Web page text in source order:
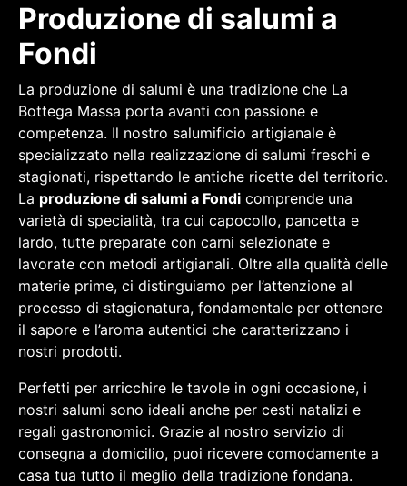
Produzione di salumi a
Fondi
La produzione di salumi è una tradizione che La
Bottega Massa porta avanti con passione e
competenza. Il nostro salumificio artigianale è
specializzato nella realizzazione di salumi freschi e
stagionati, rispettando le antiche ricette del territorio.
La produzione di salumi a Fondi comprende una
varietà di specialità, tra cui capocollo, pancetta e
lardo, tutte preparate con carni selezionate e
lavorate con metodi artigianali. Oltre alla qualità delle
materie prime, ci distinguiamo per l’attenzione al
processo di stagionatura, fondamentale per ottenere
il sapore e l’aroma autentici che caratterizzano i
nostri prodotti.
Perfetti per arricchire le tavole in ogni occasione, i
nostri salumi sono ideali anche per cesti natalizi e
regali gastronomici. Grazie al nostro servizio di
consegna a domicilio, puoi ricevere comodamente a
casa tua tutto il meglio della tradizione fondana.